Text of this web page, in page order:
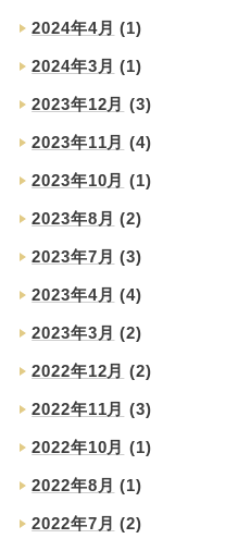
2024年4月 (1)
2024年3月 (1)
2023年12月 (3)
2023年11月 (4)
2023年10月 (1)
2023年8月 (2)
2023年7月 (3)
2023年4月 (4)
2023年3月 (2)
2022年12月 (2)
2022年11月 (3)
2022年10月 (1)
2022年8月 (1)
2022年7月 (2)